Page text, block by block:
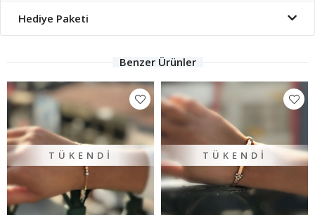
Hediye Paketi
Benzer Ürünler
TÜKENDI TÜKENDI